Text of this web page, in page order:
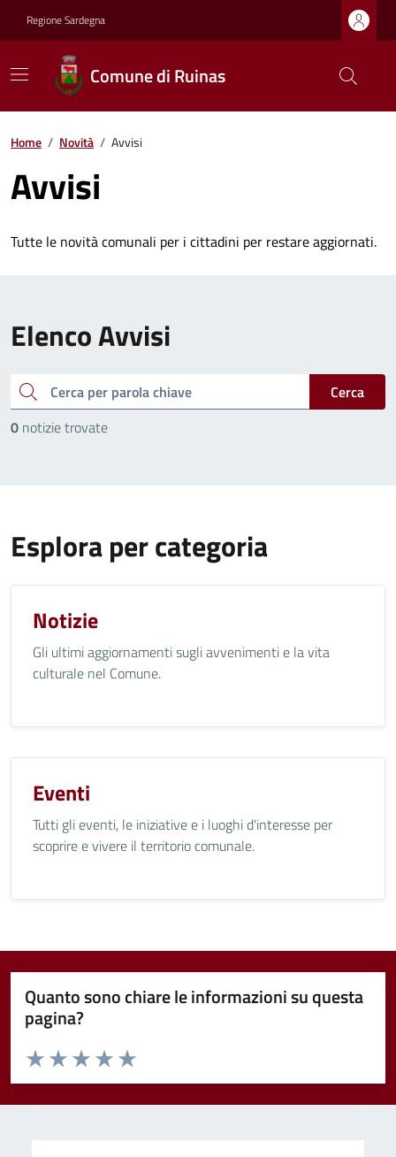
Regione Sardegna
Comune di Ruinas
Home / Novità / Avvisi
Avvisi
Tutte le novità comunali per i cittadini per restare aggiornati.
Elenco Avvisi
cerca
Cerca
0 notizie trovate
Esplora per categoria
Notizie
Gli ultimi aggiornamenti sugli avvenimenti e la vita
culturale nel Comune.
Eventi
Tutti gli eventi, le iniziative e i luoghi d'interesse per
scoprire e vivere il territorio comunale.
Quanto sono chiare le informazioni su questa
pagina?
Valuta da 1 a 5 stelle la pagina
Valuta 5 stelle su 5
Valuta 4 stelle su 5
Valuta 3 stelle su 5
Valuta 2 stelle su 5
Valuta 1 stelle su 5